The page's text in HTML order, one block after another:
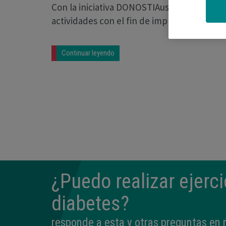
Con la iniciativa DONOSTIAustism, la
actividades con el fin de implicar a los
Continuar leyendo
¿Puedo realizar
diabetes?
responde a esta y otras preguntas en